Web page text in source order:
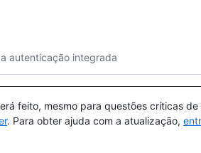
autenticação integrada
feito, mesmo para questões críticas
. Para obter ajuda com a atualização,